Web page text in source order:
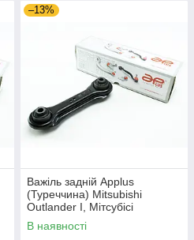
–13%
Важіль задній Applus
(Туреччина) Mitsubishi
Outlander I, Мітсубісі
Аутландер 1 01-07 #25027AP
UAGNNPM4
В наявності